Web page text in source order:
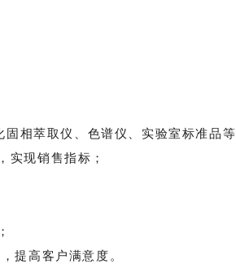
相萃取仪、色谱仪、实验室标准品
实现销售指标；
提高客户满意度。